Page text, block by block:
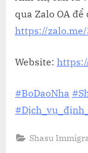
qua Zalo OA để
https://
Website:
#BoDaoNha
Shasu